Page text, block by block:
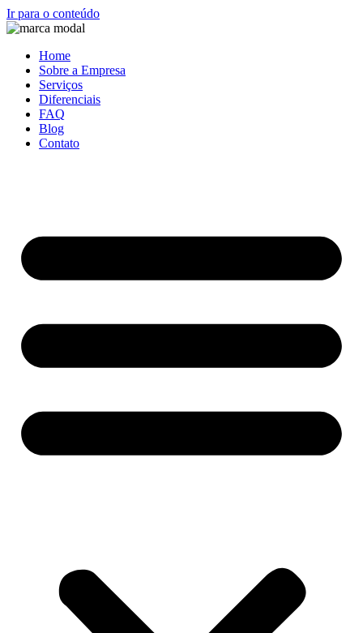
Ir para o conteúdo
Home
Sobre a Empresa
Serviços
Diferenciais
FAQ
Blog
Contato